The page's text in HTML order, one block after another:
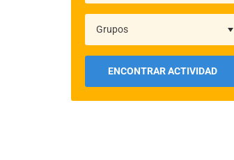
ENCONTRAR ACTIVIDAD